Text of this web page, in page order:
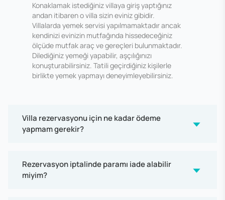
Konaklamak istediğiniz villaya giriş yaptığınız
andan itibaren o villa sizin eviniz gibidir.
Villalarda yemek servisi yapılmamaktadır ancak
kendinizi evinizin mutfağında hissedeceğiniz
ölçüde mutfak araç ve gereçleri bulunmaktadır.
Dilediğiniz yemeği yapabilir, aşçılığınızı
konuşturabilirsiniz. Tatili geçirdiğiniz kişilerle
birlikte yemek yapmayı deneyimleyebilirsiniz.
Villa rezervasyonu için ne kadar ödeme
yapmam gerekir?
Rezervasyon iptalinde paramı iade alabilir
miyim?